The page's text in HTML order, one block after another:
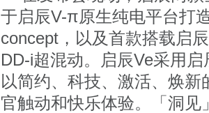
于启辰V-π原生纯电平台
concept，以及首款搭载启
DD-i超混动。启辰Ve采用
以简约、科技、激活、焕
官触动和快乐体验。「洞